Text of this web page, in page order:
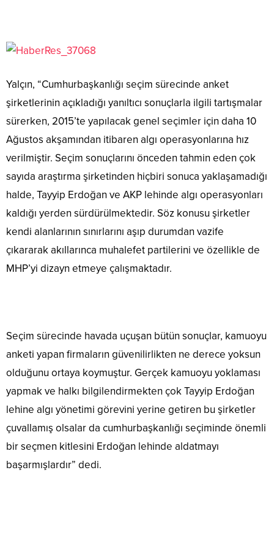
Yalçın, “Cumhurbaşkanlığı seçim sürecinde anket
şirketlerinin açıkladığı yanıltıcı sonuçlarla ilgili tartışmalar
sürerken, 2015’te yapılacak genel seçimler için daha 10
Ağustos akşamından itibaren algı operasyonlarına hız
verilmiştir. Seçim sonuçlarını önceden tahmin eden çok
sayıda araştırma şirketinden hiçbiri sonuca yaklaşamadığı
halde, Tayyip Erdoğan ve AKP lehinde algı operasyonları
kaldığı yerden sürdürülmektedir. Söz konusu şirketler
kendi alanlarının sınırlarını aşıp durumdan vazife
çıkararak akıllarınca muhalefet partilerini ve özellikle de
MHP’yi dizayn etmeye çalışmaktadır.
Seçim sürecinde havada uçuşan bütün sonuçlar, kamuoyu
anketi yapan firmaların güvenilirlikten ne derece yoksun
olduğunu ortaya koymuştur. Gerçek kamuoyu yoklaması
yapmak ve halkı bilgilendirmekten çok Tayyip Erdoğan
lehine algı yönetimi görevini yerine getiren bu şirketler
çuvallamış olsalar da cumhurbaşkanlığı seçiminde önemli
bir seçmen kitlesini Erdoğan lehinde aldatmayı
başarmışlardır” dedi.